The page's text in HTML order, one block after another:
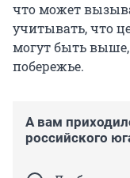
что может
учитывать, что
могут быть выше,
побережье.
А вам
российского